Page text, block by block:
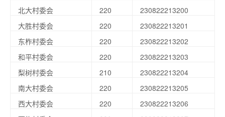
北大村委会 220
230822213200
大胜村委会
220
230822213201
东柞村委会
220
230822213202
和平村委会
220
230822213203
梨树村委会
210
230822213204
南大村委会
220
230822213205
西大村委会
220
230822213206